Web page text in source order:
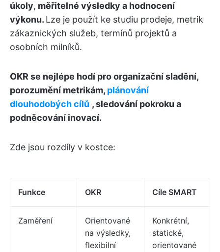
úkoly, měřitelné výsledky a hodnocení
výkonu. Lze je použít ke studiu prodeje, metrik
zákaznických služeb, termínů projektů a
osobních milníků.
OKR se nejlépe hodí pro organizační sladění,
porozumění metrikám, plánování
dlouhodobých cílů , sledování pokroku a
podněcování inovací.
Zde jsou rozdíly v kostce:
Funkce OKR Cíle SMART
Zaměření
Orientované
na výsledky,
flexibilní
Konkrétní,
statické,
orientované